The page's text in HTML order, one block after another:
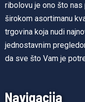
ribolovu je ono što
širokom asortimanu
trgovina koja nudi
jednostavnim
da sve što Vam je
Navigacija